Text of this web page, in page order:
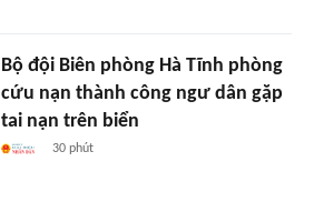
Bộ đội Biên phòng Hà Tĩnh phòng
cứu nạn thành công ngư dân gặp
tai nạn trên biển
30 phút